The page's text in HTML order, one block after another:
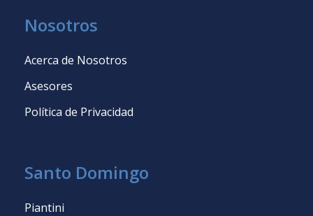
Nosotros
Acerca de Nosotros
Asesores
Política de Privacidad
Santo Domingo
Piantini